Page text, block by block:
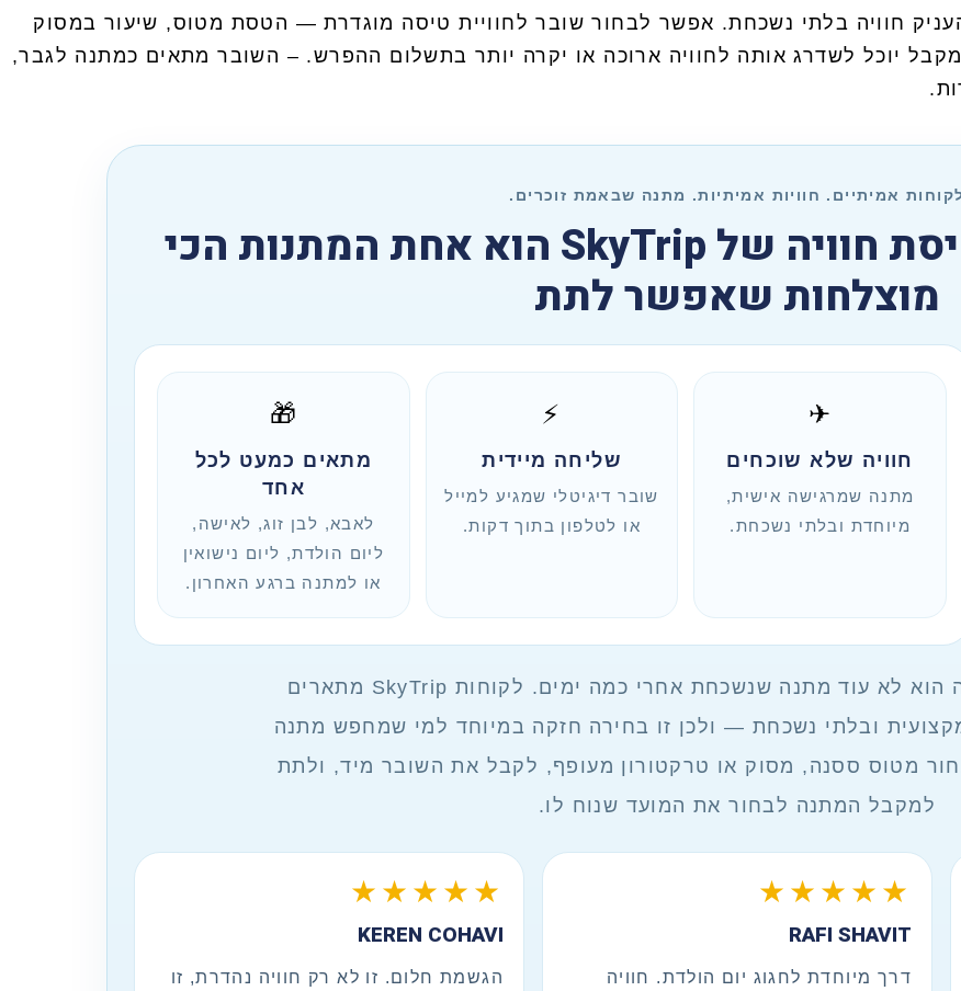
חוויה בלתי נשכחת. אפשר לבחור שובר לחוויית טיסה מוגדרת — הטסת מטוס, שיעור במסוק
יוכל לשדרג אותה לחוויה ארוכה או יקרה יותר בתשלום ההפרש. – השובר מתאים כמתנה לגבר,
אמיתיים. חוויות אמיתיות. מתנה שבאמת זוכרים.
למה שובר מתנה לטיסת חוויה של SkyTrip הוא אחת המתנות הכי
מוצלחות שאפשר לתת
✈
חוויה שלא שוכחים
מתנה שמרגישה אישית,
מיוחדת ובלתי נשכחת.
⚡
שליחה מיידית
שובר דיגיטלי שמגיע למייל
או לטלפון בתוך דקות.
🎁
מתאים כמעט לכל
אחד
לאבא, לבן זוג, לאישה,
ליום הולדת, ליום נישואין
או למתנה ברגע האחרון.
שובר מתנה לטיסת חוויה הוא לא עוד מתנה שנשכחת אחרי כמה ימים. לקוחות SkyTrip מתארים
ובלתי נשכחת — ולכן זו בחירה חזקה במיוחד למי שמחפש מתנה
מטוס ססנה, מסוק או טרקטורון מעופף, לקבל את השובר מיד, ולתת
למקבל המתנה לבחור את המועד שנוח לו.
★★★★★
RAFI SHAVIT
דרך מיוחדת לחגוג יום הולדת. חוויה
★★★★★
KEREN COHAVI
הגשמת חלום. זו לא רק חוויה נהדרת, זו